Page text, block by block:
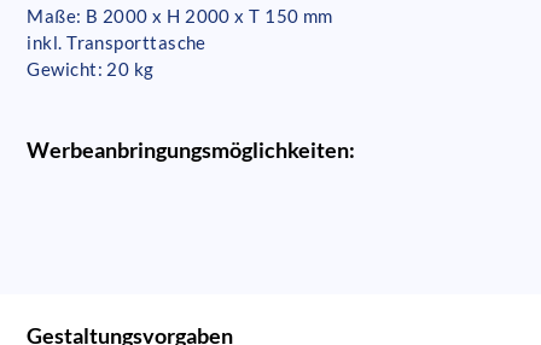
Maße: B 2000 x H 2000 x T 150 mm
inkl. Transporttasche
Gewicht: 20 kg
Werbeanbringungsmöglichkeiten:
Gestaltungsvorgaben